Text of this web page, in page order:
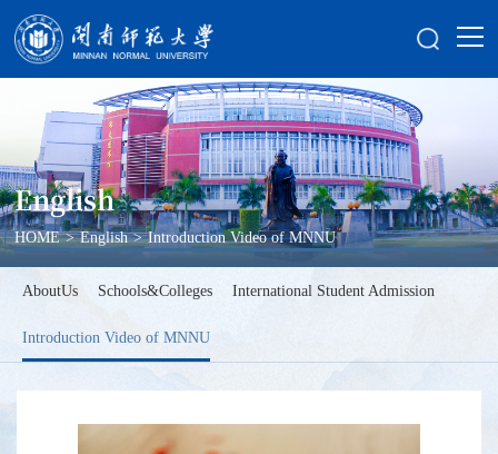
English
HOME > English > Introduction Video of MNNU
AboutUs Schools&Colleges International Student Admission
Introduction Video of MNNU